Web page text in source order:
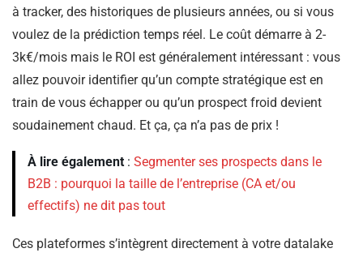
à tracker, des historiques de plusieurs années, ou si vous
voulez de la prédiction temps réel. Le coût démarre à 2-
3k€/mois mais le ROI est généralement intéressant : vous
allez pouvoir identifier qu’un compte stratégique est en
train de vous échapper ou qu’un prospect froid devient
soudainement chaud. Et ça, ça n’a pas de prix !
À lire également : Segmenter ses prospects dans le
B2B : pourquoi la taille de l’entreprise (CA et/ou
effectifs) ne dit pas tout
Ces plateformes s’intègrent directement à votre datalake